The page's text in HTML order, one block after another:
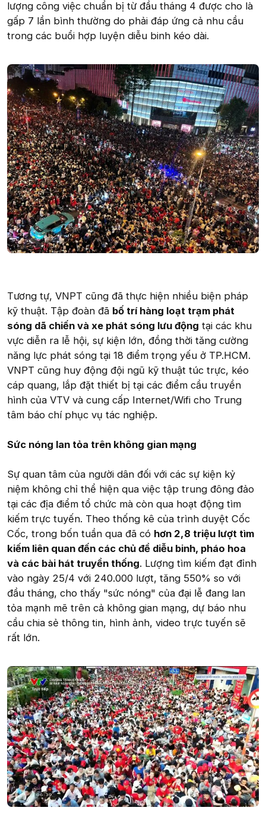
lượng công việc chuẩn bị từ đầu tháng 4 được cho là
gấp 7 lần bình thường do phải đáp ứng cả nhu cầu
trong các buổi hợp luyện diễu binh kéo dài.
Tương tự, VNPT cũng đã thực hiện nhiều biện pháp
kỹ thuật. Tập đoàn đã bố trí hàng loạt trạm phát
sóng dã chiến và xe phát sóng lưu động tại các khu
vực diễn ra lễ hội, sự kiện lớn, đồng thời tăng cường
năng lực phát sóng tại 18 điểm trọng yếu ở TP.HCM.
VNPT cũng huy động đội ngũ kỹ thuật túc trực, kéo
cáp quang, lắp đặt thiết bị tại các điểm cầu truyền
hình của VTV và cung cấp Internet/Wifi cho Trung
tâm báo chí phục vụ tác nghiệp.
Sức nóng lan tỏa trên không gian mạng
Sự quan tâm của người dân đối với các sự kiện kỷ
niệm không chỉ thể hiện qua việc tập trung đông đảo
tại các địa điểm tổ chức mà còn qua hoạt động tìm
kiếm trực tuyến. Theo thống kê của trình duyệt Cốc
Cốc, trong bốn tuần qua đã có hơn 2,8 triệu lượt tìm
kiếm liên quan đến các chủ đề diễu binh, pháo hoa
và các bài hát truyền thống. Lượng tìm kiếm đạt đỉnh
vào ngày 25/4 với 240.000 lượt, tăng 550% so với
đầu tháng, cho thấy "sức nóng" của đại lễ đang lan
tỏa mạnh mẽ trên cả không gian mạng, dự báo nhu
cầu chia sẻ thông tin, hình ảnh, video trực tuyến sẽ
rất lớn.